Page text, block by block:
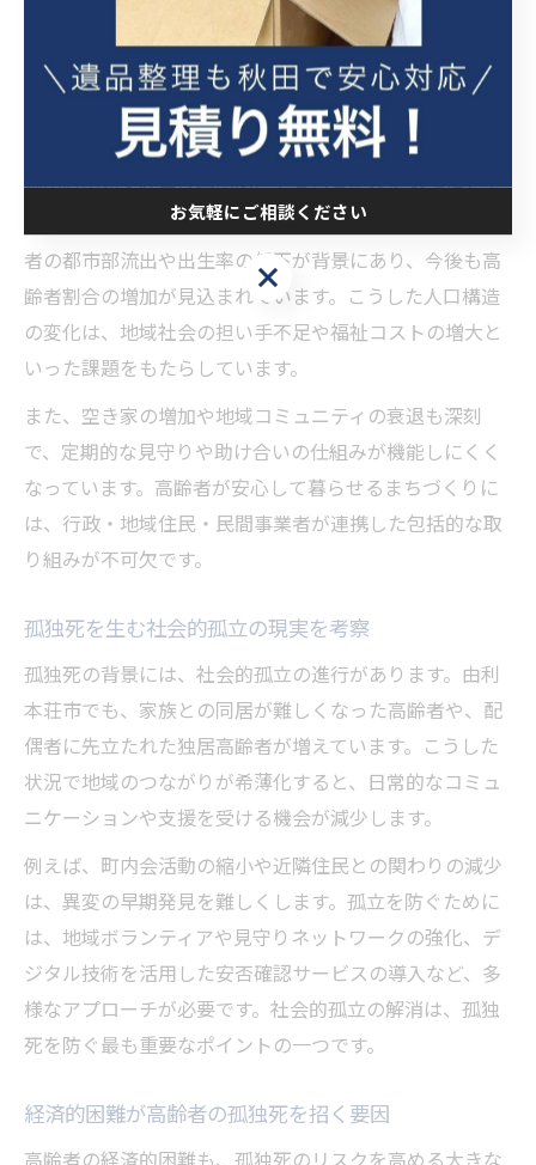
す。こうした医療・福祉資源の不足は、孤独死を未然に
防ぐための重要な障壁となっています。
秋田県由利本荘市の高齢化が抱える課題
秋田県由利本荘市は全国的にも高い高齢化率を記録して
おり、人口の約3人に1人が65歳以上という現状です。若
者の都市部流出や出生率の低下が背景にあり、今後も高
齢者割合の増加が見込まれています。こうした人口構造
の変化は、地域社会の担い手不足や福祉コストの増大と
いった課題をもたらしています。
また、空き家の増加や地域コミュニティの衰退も深刻
で、定期的な見守りや助け合いの仕組みが機能しにくく
なっています。高齢者が安心して暮らせるまちづくりに
は、行政・地域住民・民間事業者が連携した包括的な取
り組みが不可欠です。
孤独死を生む社会的孤立の現実を考察
孤独死の背景には、社会的孤立の進行があります。由利
本荘市でも、家族との同居が難しくなった高齢者や、配
偶者に先立たれた独居高齢者が増えています。こうした
状況で地域のつながりが希薄化すると、日常的なコミュ
ニケーションや支援を受ける機会が減少します。
例えば、町内会活動の縮小や近隣住民との関わりの減少
は、異変の早期発見を難しくします。孤立を防ぐために
は、地域ボランティアや見守りネットワークの強化、デ
ジタル技術を活用した安否確認サービスの導入など、多
様なアプローチが必要です。社会的孤立の解消は、孤独
死を防ぐ最も重要なポイントの一つです。
経済的困難が高齢者の孤独死を招く要因
高齢者の経済的困難も、孤独死のリスクを高める大きな
お気軽にご相談ください
お気軽にご相談ください